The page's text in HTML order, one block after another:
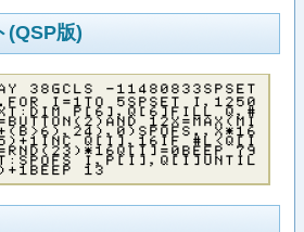
(QSP版)
Ｙ​ ​３​８​Ｇ​Ｃ​Ｌ​Ｓ​ ​－​１​１​４​８​０​８​３​３​Ｓ​Ｐ​Ｓ​Ｅ​Ｔ​
．​Ｆ​Ｏ​Ｒ​ ​Ｉ​＝​１​Ｔ​Ｏ​ ​５​Ｓ​Ｐ​Ｓ​Ｅ​Ｔ​ ​Ｉ​，​１​２​５​０​
：​Ｄ​Ｉ​Ｍ​ ​Ｐ​［​６​］​，​Ｑ​［​６​］​Ｆ​Ｉ​Ｌ​Ｌ​ ​Ｑ​，​＃​
Ｂ​Ｕ​Ｔ​Ｔ​Ｏ​Ｎ​（​２​）​Ａ​Ｎ​Ｄ​ ​１​２​Ｘ​＝​Ｍ​Ａ​Ｘ​（​Ｍ​Ｉ​
（​Ｂ​＞​６​）​，​２​４​）​，​０​）​Ｓ​Ｐ​Ｏ​Ｆ​Ｓ​．​，​Ｘ​＊​１​６​
）​＋​１​Ｉ​Ｎ​Ｃ​ ​Ｑ​［​Ｉ​］​，​１​６​Ｉ​Ｆ​ ​＃​Ｌ​＜​Ｑ​［​Ｉ​
Ｒ​Ｎ​Ｄ​（​２​３​）​＊​１​６​Ｑ​［​Ｉ​］​＝​０​Ｂ​Ｅ​Ｅ​Ｐ​ ​７​９​
：​Ｓ​Ｐ​Ｏ​Ｆ​Ｓ​ ​Ｉ​，​Ｐ​［​Ｉ​］​，​Ｑ​［​Ｉ​］​Ｕ​Ｎ​Ｔ​Ｉ​Ｌ​
＋​１​Ｂ​Ｅ​Ｅ​Ｐ​ ​１​３